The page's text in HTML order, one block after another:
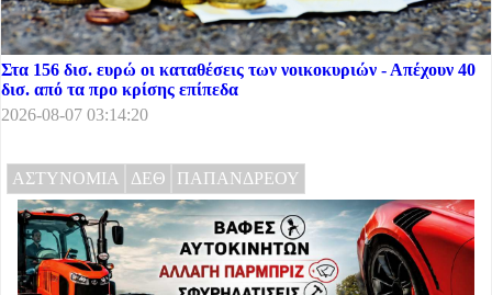
Στα 156 δισ. ευρώ οι καταθέσεις των νοικοκυριών - Απέχουν 40
δισ. από τα προ κρίσης επίπεδα
2026-08-07 03:14:20
ΑΣΤΥΝΟΜΙΑ ΔΕΘ ΠΑΠΑΝΔΡΕΟΥ